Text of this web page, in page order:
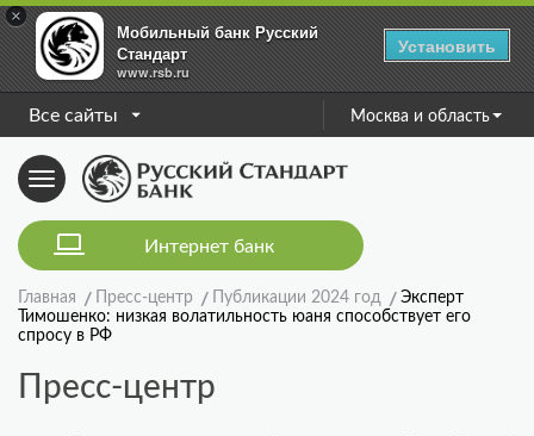
×
Мобильный банк Русский
Стандарт
www.rsb.ru
Установить
Все сайты Москва и область
Toggle
navigation
Интернет банк
Главная Пресс-центр Публикации 2024 год
Эксперт
Тимошенко: низкая волатильность юаня способствует его
спросу в РФ
Пресс-центр